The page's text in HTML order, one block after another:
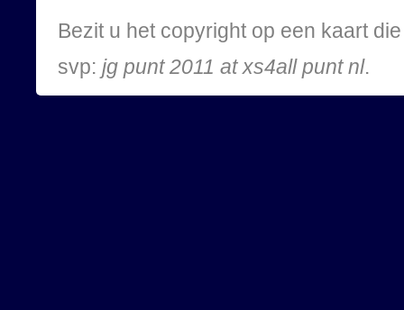
Bezit u het copyright op een kaart
svp: jg punt 2011 at xs4all punt nl.